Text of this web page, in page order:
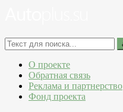
О проекте
Обратная связь
Реклама и партнерство
Фонд проекта